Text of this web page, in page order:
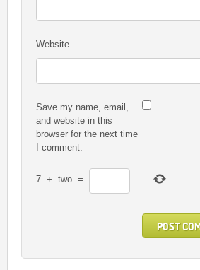
Website
Save my name, email,
and website in this
browser for the next time
I comment.
7 + two =